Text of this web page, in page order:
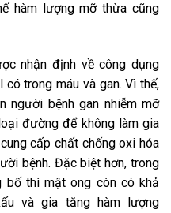
hàm lượng mỡ thừa cũng
nhận định về công dụng
trong máu và gan. Vì thế,
người bệnh gan nhiễm mỡ
đường để không làm gia
cấp chất chống oxi hóa
bệnh. Đặc biệt hơn, trong
bố thì mật ong còn có khả
và gia tăng hàm lượng